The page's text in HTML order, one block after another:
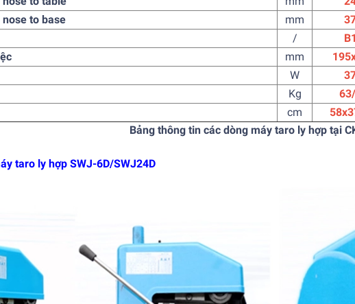
to base
mm
/
mm
W
Kg
cm
Bảng thông tin các dòng máy taro ly hợp tại
taro ly hợp SWJ-6D/SWJ24D